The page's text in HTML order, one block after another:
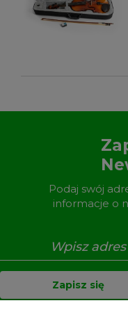
Podaj swój
informacje o
Zapisz się